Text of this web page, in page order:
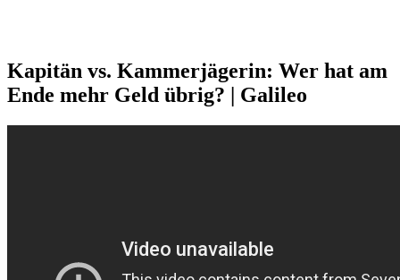
Kapitän vs. Kammerjägerin: Wer hat am
Ende mehr Geld übrig? | Galileo